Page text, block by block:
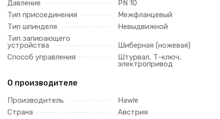
Давление
PN 10
Тип присоединения
Межфланцевый
Тип шпинделя
Невыдвижной
Тип запирающего
устройства
Шиберная (ножевая)
Способ управления
Штурвал, Т-ключ,
электропривод
О производителе
Производитель
Hawle
Страна
Австрия